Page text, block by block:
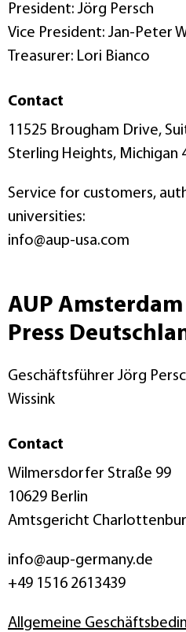
President: Jörg Persch
Vice President: Jan-Peter
Treasurer: Lori Bianco
Contact
11525 Brougham Drive,
Sterling Heights, Michigan
Service for customers,
universities:
info@aup-usa.com
AUP
Press
Geschäftsführer Jörg
Wissink
Contact
Wilmersdorfer Straße 99
10629 Berlin
Amtsgericht
info@aup-germany.de
+49 1516 2613439
Allgemeine